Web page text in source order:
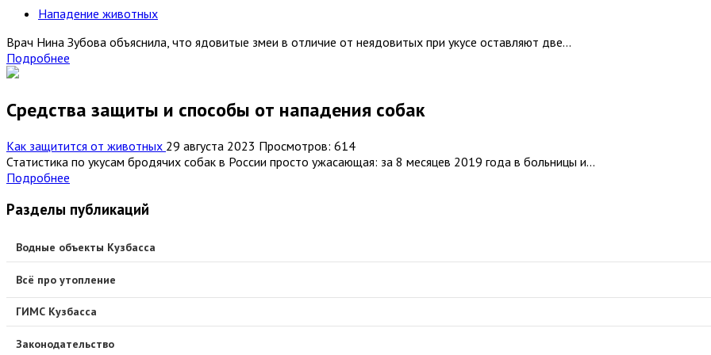
Нападение животных
Врач Нина Зубова объяснила, что ядовитые змеи в отличие от неядовитых при укусе оставляют две...
Подробнее
Средства защиты и способы от нападения собак
Как защитится от животных 29 августа 2023 Просмотров: 614
Статистика по укусам бродячих собак в России просто ужасающая: за 8 месяцев 2019 года в больницы и...
Подробнее
Разделы публикаций
Водные объекты Кузбасса
Всё про утопление
ГИМС Кузбасса
Законодательство